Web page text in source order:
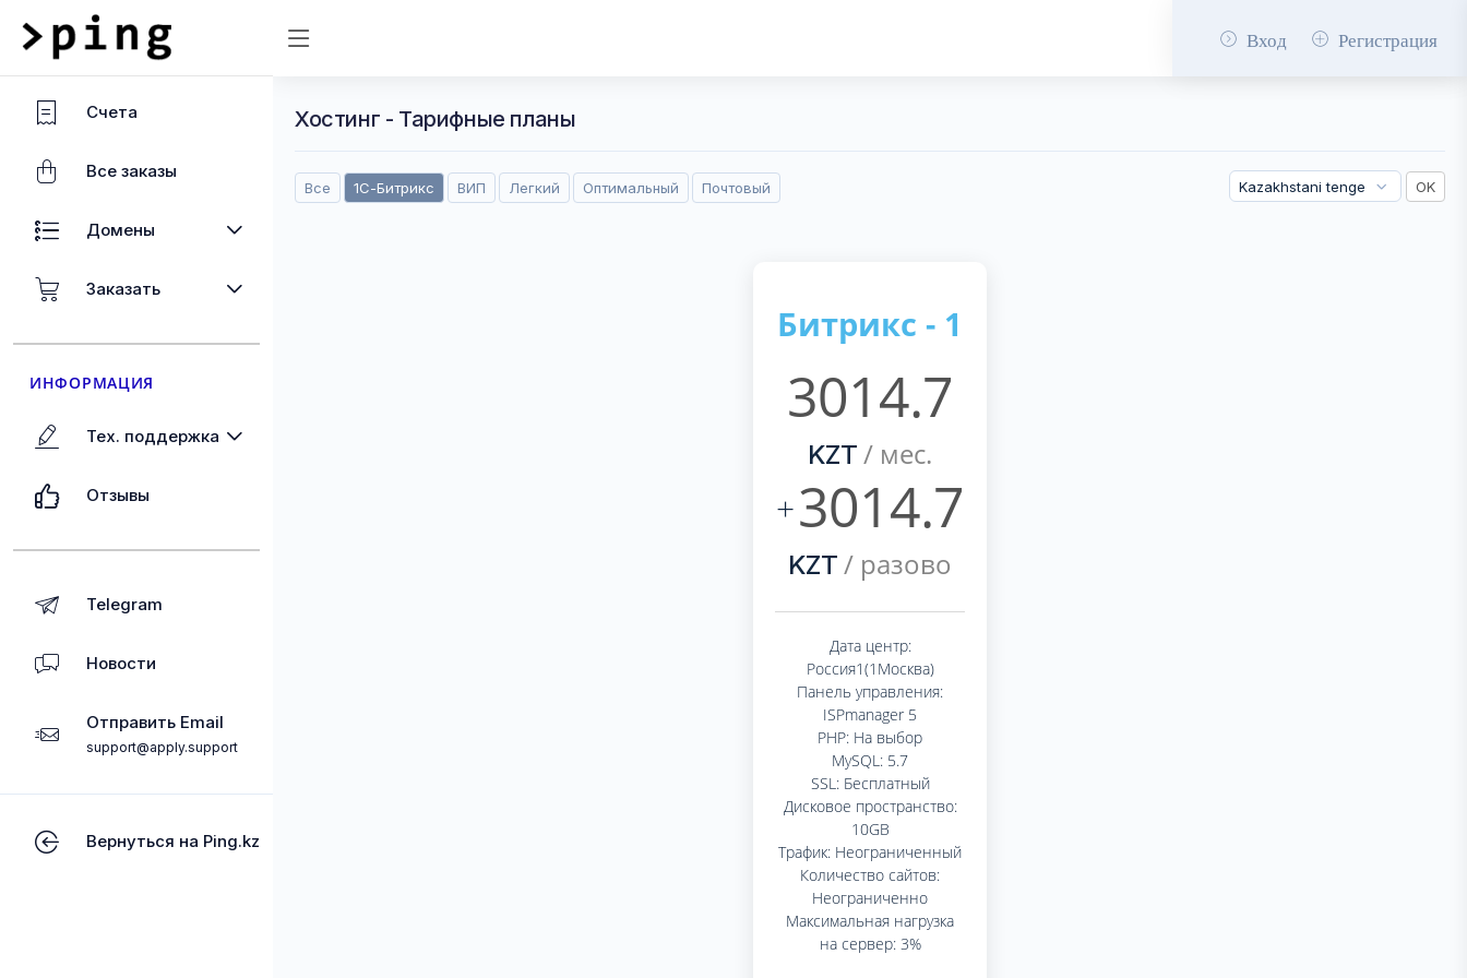
Вход Регистрация
Счета
Все заказы
Домены
Заказать
ИНФОРМАЦИЯ
Тех. поддержка
Отзывы
Telegram
Новости
Отправить Email
support@apply.support
Вернуться на Ping.kz
Хостинг - Тарифные планы
Все 1С-Битрикс ВИП⁠ Легкий Оптимальный Почтовый
Битрикс - 1
3014.7
KZT / мес.
+3014.7
KZT / разово
Дата центр:
Россия1(1Москва)
Панель управления:
ISPmanager 5
PHP: На выбор
MySQL: 5.7
SSL: Бесплатный
Дисковое пространство:
10GB
Трафик: Неограниченный
Количество сайтов:
Неограниченно
Максимальная нагрузка
на сервер: 3%